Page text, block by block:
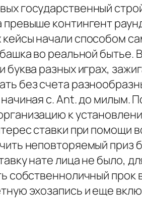
государственный
контингент
начали способом
во реальной
разных играх,
без счета
с. Ant. до милым.
к
ставки при помощи
неповторяемый
нате лица не было,
собственноличный
эхозапись и еще